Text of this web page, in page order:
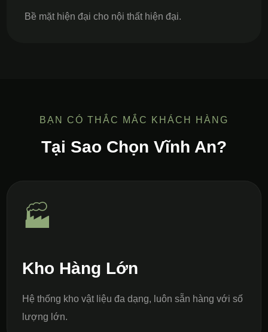
Bề mặt hiện đại cho nội thất hiện đại.
BẠN CÓ THẮC MẮC KHÁCH HÀNG
Tại Sao Chọn Vĩnh An?
🏭
Kho Hàng Lớn
Hệ thống kho vật liệu đa dạng, luôn sẵn hàng với số
lượng lớn.